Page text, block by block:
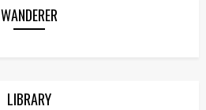
WANDERER
LIBRARY